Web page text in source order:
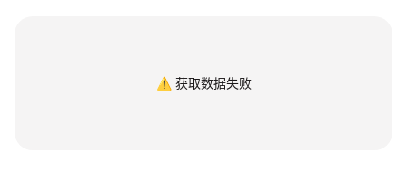
⚠️ 获取数据失败